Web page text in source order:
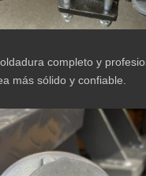
completo y
más sólido y confiable.